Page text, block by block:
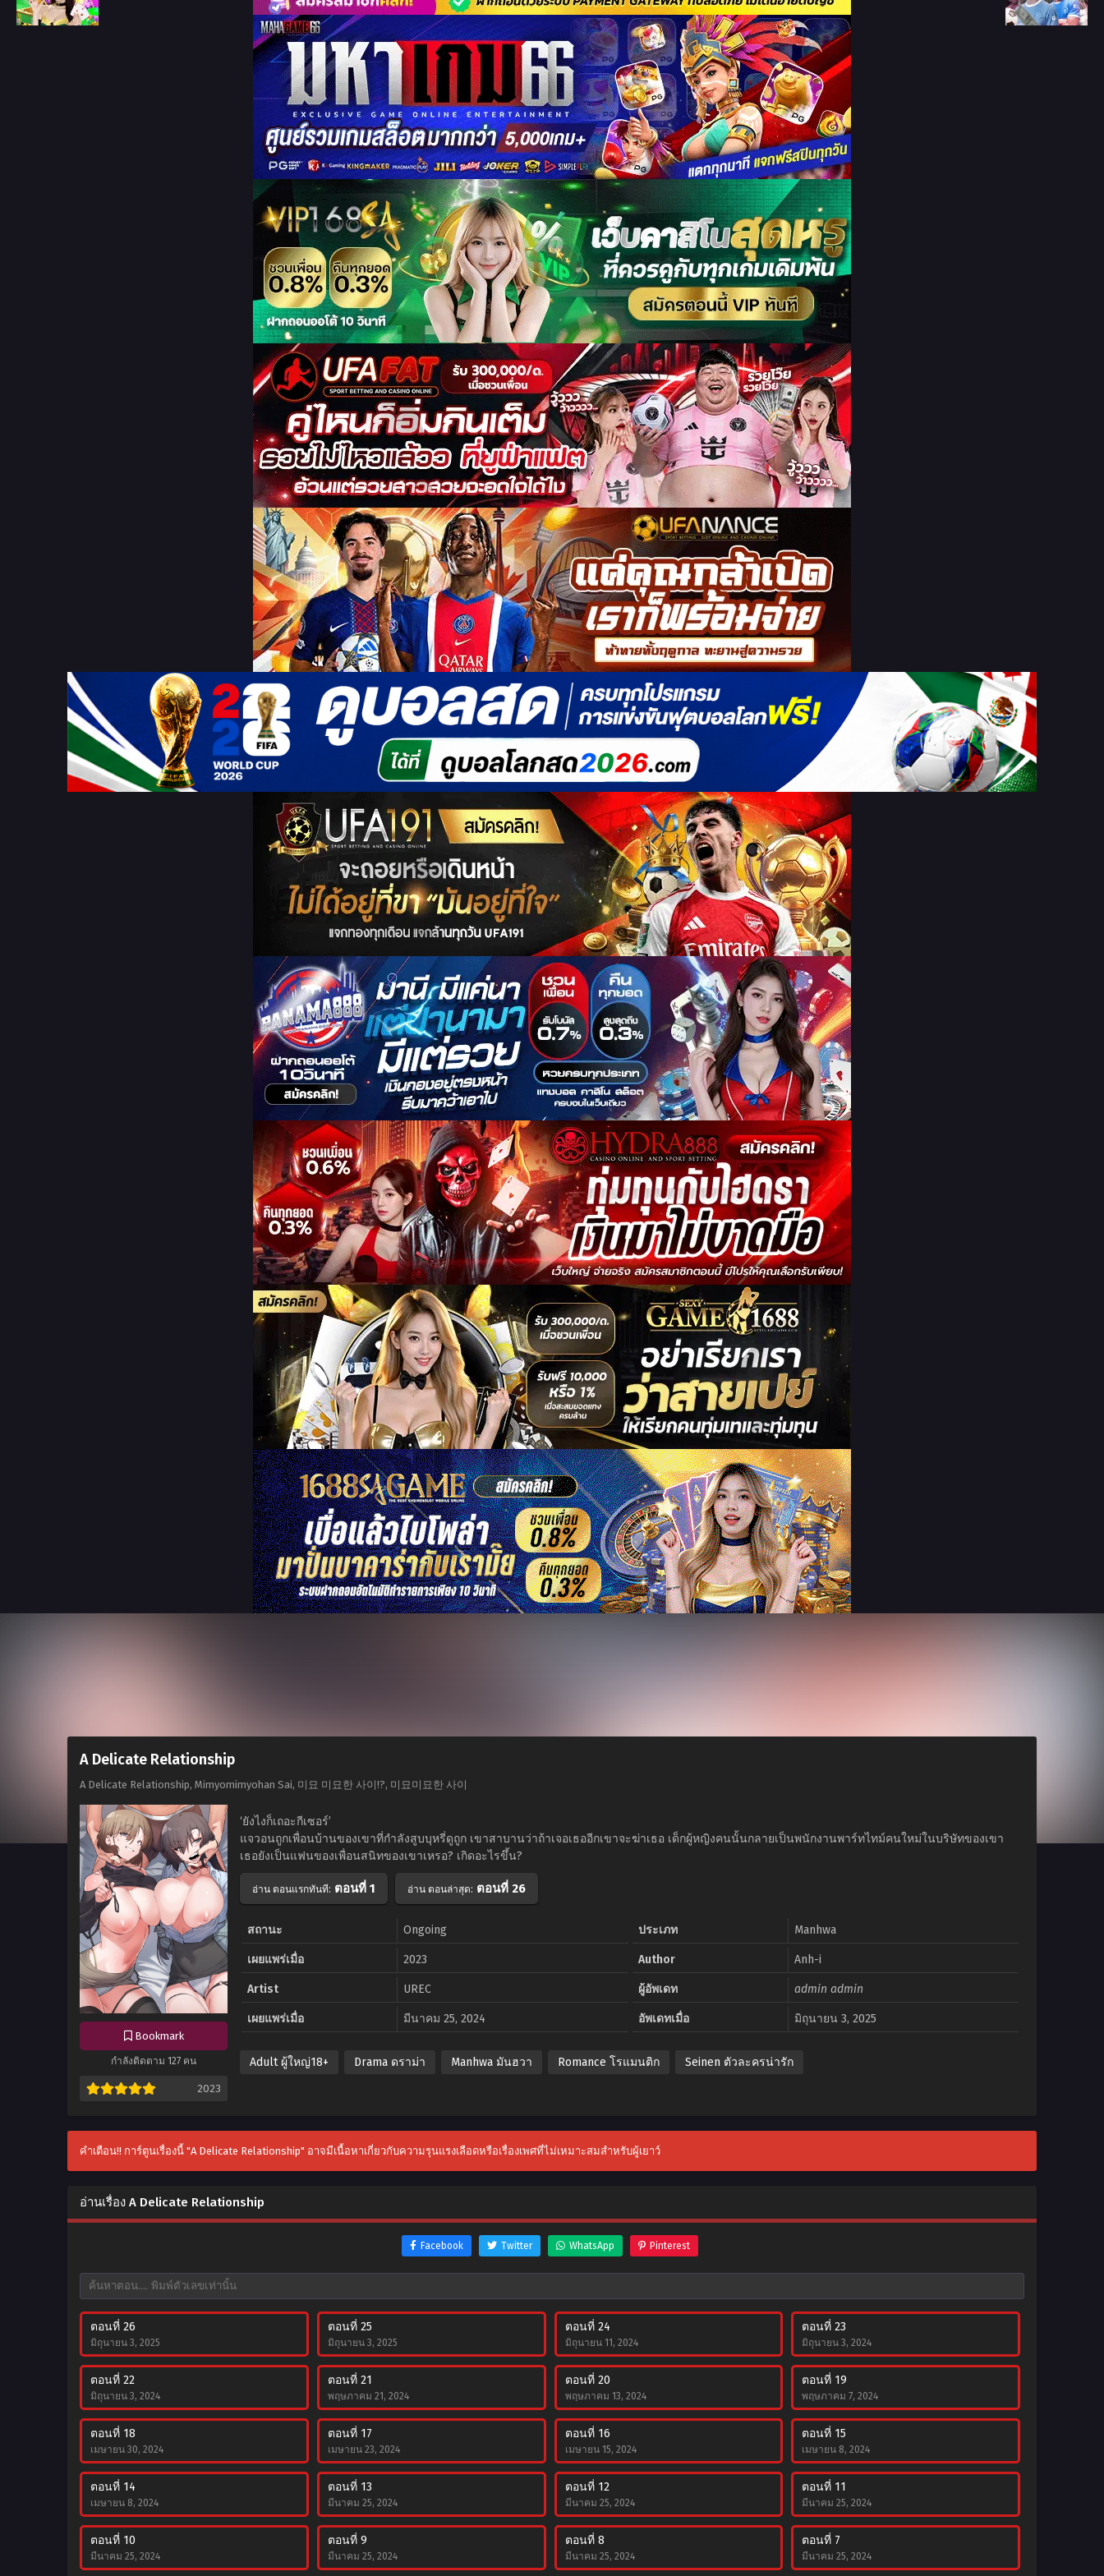
A Delicate Relationship
A Delicate Relationship, Mimyomimyohan Sai, 미묘 미묘한 사이!?, 미묘미묘한 사이
Bookmark
กำลังติดตาม 127 คน
2023
‘ยังไงก็เถอะกีเซอร์’
แจวอนถูกเพื่อนบ้านของเขาที่กำลังสูบบุหรี่ดูถูก เขาสาบานว่าถ้าเจอเธออีกเขาจะฆ่าเธอ เด็กผู้หญิงคนนั้นกลายเป็นพนักงานพาร์ทไทม์คนใหม่ในบริษัทของเขา
เธอยังเป็นแฟนของเพื่อนสนิทของเขาเหรอ? เกิดอะไรขึ้น?
อ่าน ตอนแรกทันที: ตอนที่ 1 อ่าน ตอนล่าสุด: ตอนที่ 26
สถานะ Ongoing ประเภท Manhwa
เผยแพร่เมื่อ 2023 Author Anh-i
Artist UREC ผู้อัพเดท admin admin
เผยแพร่เมื่อ มีนาคม 25, 2024 อัพเดทเมื่อ มิถุนายน 3, 2025
Adult ผู้ใหญ่18+ Drama ดราม่า Manhwa มันฮวา Romance โรแมนติก Seinen ตัวละครน่ารัก
คำเตือน!! การ์ตูนเรื่องนี้ "A Delicate Relationship" อาจมีเนื้อหาเกี่ยวกับความรุนแรงเลือดหรือเรื่องเพศที่ไม่เหมาะสมสำหรับผู้เยาว์
อ่านเรื่อง A Delicate Relationship
Facebook Twitter WhatsApp Pinterest
ตอนที่ 26
มิถุนายน 3, 2025
ตอนที่ 25
มิถุนายน 3, 2025
ตอนที่ 24
มิถุนายน 11, 2024
ตอนที่ 23
มิถุนายน 3, 2024
ตอนที่ 22
มิถุนายน 3, 2024
ตอนที่ 21
พฤษภาคม 21, 2024
ตอนที่ 20
พฤษภาคม 13, 2024
ตอนที่ 19
พฤษภาคม 7, 2024
ตอนที่ 18
เมษายน 30, 2024
ตอนที่ 17
เมษายน 23, 2024
ตอนที่ 16
เมษายน 15, 2024
ตอนที่ 15
เมษายน 8, 2024
ตอนที่ 14
เมษายน 8, 2024
ตอนที่ 13
มีนาคม 25, 2024
ตอนที่ 12
มีนาคม 25, 2024
ตอนที่ 11
มีนาคม 25, 2024
ตอนที่ 10
มีนาคม 25, 2024
ตอนที่ 9
มีนาคม 25, 2024
ตอนที่ 8
มีนาคม 25, 2024
ตอนที่ 7
มีนาคม 25, 2024